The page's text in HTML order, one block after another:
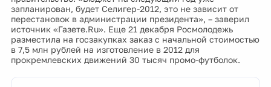
запланирован, будет Селигер-2012, это не зависит от
перестановок в администрации президента», – заверил
источник «Газете.Ru». Еще 21 декабря Росмолодежь
разместила на госзакупках заказ с начальной стоимостью
в 7,5 млн рублей на изготовление в 2012 для
прокремлевских движений 30 тысяч промо-футболок.